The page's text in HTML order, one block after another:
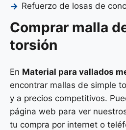
Refuerzo de losas de
Comprar malla
torsión
En Material para vallados
encontrar mallas de simple
y a precios competitivos.
página web para ver
tu compra por internet o